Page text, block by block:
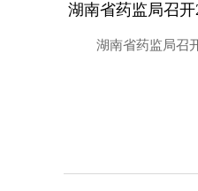
湖南省药监局召
湖南省药监局召